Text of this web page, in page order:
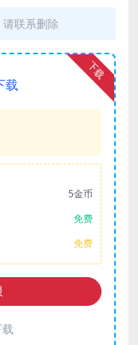
联系删除
下载
载
5金币
免费
免费